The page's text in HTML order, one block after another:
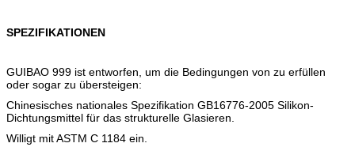
SPEZIFIKATIONEN
GUIBAO 999 ist entworfen, um die Bedingungen von zu erfüllen
oder sogar zu übersteigen:
Chinesisches nationales Spezifikation GB16776-2005 Silikon-
Dichtungsmittel für das strukturelle Glasieren.
Willigt mit ASTM C 1184 ein.